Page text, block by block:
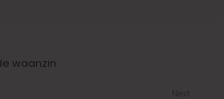
waanzin